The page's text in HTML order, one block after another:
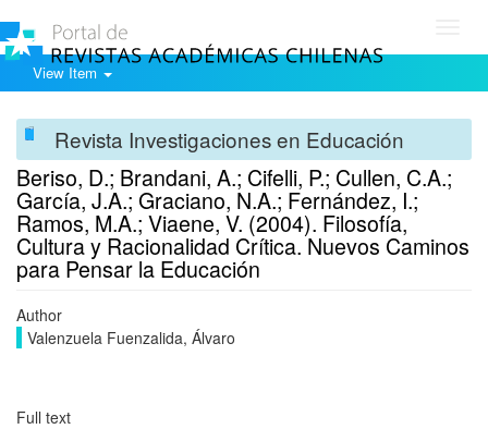
View Item
Revista Investigaciones en Educación
Beriso, D.; Brandani, A.; Cifelli, P.; Cullen, C.A.;
García, J.A.; Graciano, N.A.; Fernández, I.;
Ramos, M.A.; Viaene, V. (2004). Filosofía,
Cultura y Racionalidad Crítica. Nuevos Caminos
para Pensar la Educación
Author
Valenzuela Fuenzalida, Álvaro
Full text